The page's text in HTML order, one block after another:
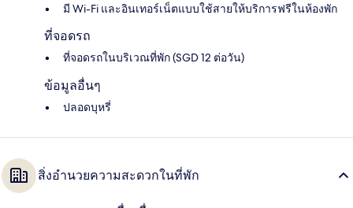
มี Wi-Fi และอินเทอร์เน็ตแบบใช้สายให้บริการฟรีในห้องพัก
ที่จอดรถ
ที่จอดรถในบริเวณที่พัก (SGD 12 ต่อวัน)
ข้อมูลอื่นๆ
ปลอดบุหรี่
สิ่งอำนวยความสะดวกในที่พัก